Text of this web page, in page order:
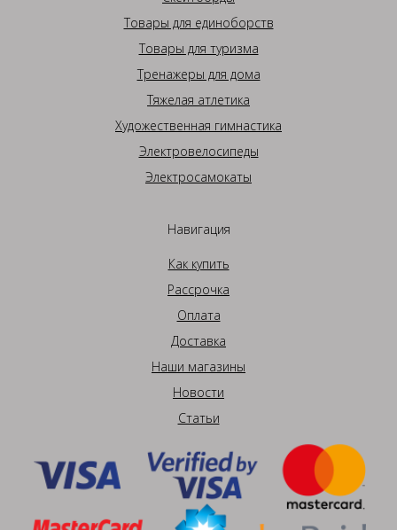
Товары для единоборств
Товары для туризма
Тренажеры для дома
Тяжелая атлетика
Художественная гимнастика
Электровелосипеды
Электросамокаты
Навигация
Как купить
Рассрочка
Оплата
Доставка
Наши магазины
Новости
Статьи